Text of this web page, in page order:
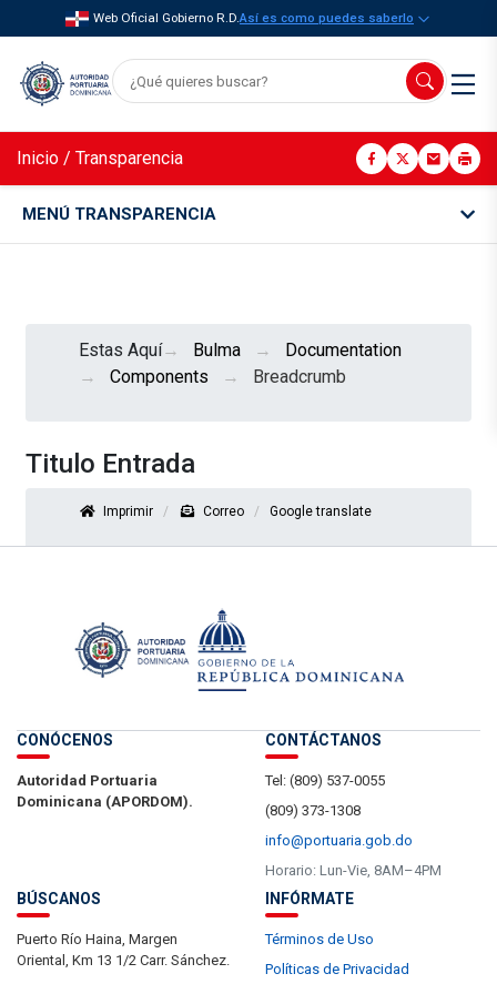
Web Oficial Gobierno R.D.Así es como puedes saberlo
Inicio / Transparencia
MENÚ TRANSPARENCIA
Estas Aquí Bulma
Documentation
Components
Breadcrumb
Titulo Entrada
Imprimir Correo Google translate
CONÓCENOS
Autoridad Portuaria
Dominicana (APORDOM).
CONTÁCTANOS
Tel: (809) 537-0055
(809) 373-1308
info@portuaria.gob.do
Horario: Lun-Vie, 8AM–4PM
BÚSCANOS
Puerto Río Haina, Margen
Oriental, Km 13 1/2 Carr. Sánchez.
INFÓRMATE
Términos de Uso
Políticas de Privacidad